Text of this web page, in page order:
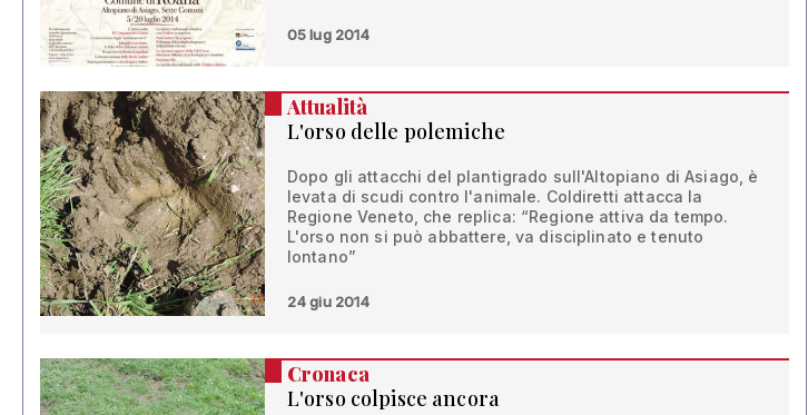
05 lug 2014
Attualità
L'orso delle polemiche
Dopo gli attacchi del plantigrado sull'Altopiano di Asiago, è
levata di scudi contro l'animale. Coldiretti attacca la
Regione Veneto, che replica: “Regione attiva da tempo.
L'orso non si può abbattere, va disciplinato e tenuto
lontano”
24 giu 2014
Cronaca
L'orso colpisce ancora